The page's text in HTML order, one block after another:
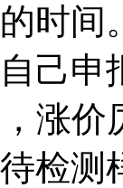
时间
己
涨
检测